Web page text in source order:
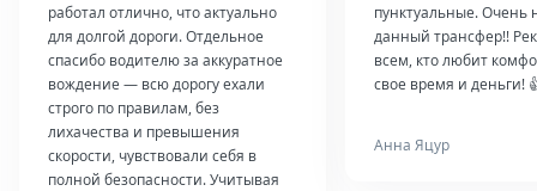
работал отлично, что актуально
для долгой дороги. Отдельное
спасибо водителю за аккуратное
вождение — всю дорогу ехали
строго по правилам, без
лихачества и превышения
скорости, чувствовали себя в
полной безопасности. Учитывая
пунктуальные. Очень
данный трансфер!!
всем, кто любит
свое время и деньги!
Анна Яцур